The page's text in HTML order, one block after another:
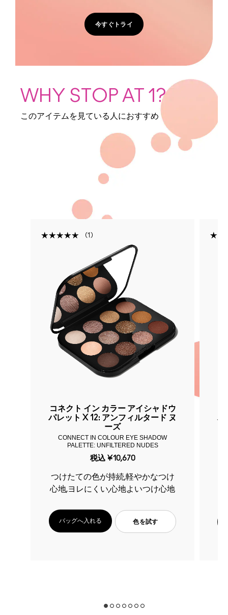
今すぐトライ
WHY STOP AT 1?
このアイテムを見ている人におすすめ
1
コネクト イン カラー アイシャドウ
パレット X 12: アンフィルタード ヌ
ーズ
CONNECT IN COLOUR EYE SHADOW
PALETTE: UNFILTERED NUDES
税込 ¥10,670
つけたての色が持続,軽やかなつけ
心地,ヨレにくい,心地よいつけ心地
バッグへ入れる 色を試す
パ